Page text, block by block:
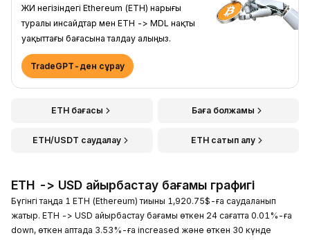
ЖИ негізіндегі Ethereum (ETH) нарығы
туралы инсайдтар мен ETH -> MDL нақты
уақыттағы бағасына талдау алыңыз.
TradeGPT-ден сұрау
ETH бағасы Баға болжамы
ETH/USDT саудалау ETH сатып алу
ETH -> USD айырбастау бағамы графигі
Бүгінгі таңда 1 ETH (Ethereum) тиыны 1,920.75$-ға саудаланып
жатыр. ETH -> USD айырбастау бағамы өткен 24 сағатта 0.01%-ға
down, өткен аптада 3.53%-ға increased және өткен 30 күнде